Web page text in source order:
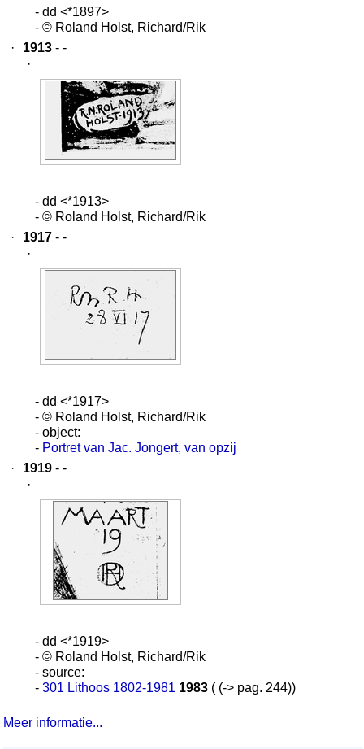
- dd <*1897>
- © Roland Holst, Richard/Rik
·
1913 - -
·
- dd <*1913>
- © Roland Holst, Richard/Rik
·
1917 - -
·
- dd <*1917>
- © Roland Holst, Richard/Rik
- object:
- Portret van Jac. Jongert, van opzij
·
1919 - -
·
- dd <*1919>
- © Roland Holst, Richard/Rik
- source:
- 301 Lithoos 1802-1981 1983 ( (-> pag. 244))
Meer informatie...